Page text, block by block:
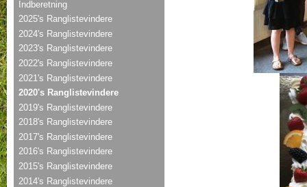
Indberetning
2025's Ranglistevindere
2024's Ranglistevindere
2023's Ranglistevindere
2022's Ranglistevindere
2021's Ranglistevindere
2020's Ranglistevindere
2019's Ranglistevindere
2018's Ranglistevindere
2017's Ranglistevindere
2016's Ranglistevindere
2015's Ranglistevindere
2014's Ranglistevindere